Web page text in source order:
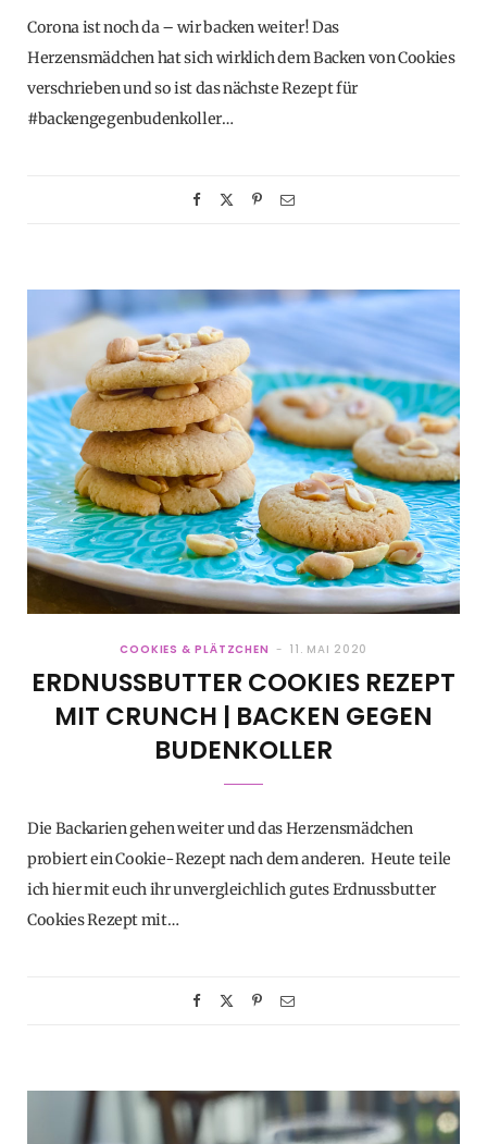
Corona ist noch da – wir backen weiter! Das
Herzensmädchen hat sich wirklich dem Backen von Cookies
verschrieben und so ist das nächste Rezept für
#backengegenbudenkoller…
COOKIES & PLÄTZCHEN 11. MAI 2020
ERDNUSSBUTTER COOKIES REZEPT
MIT CRUNCH | BACKEN GEGEN
BUDENKOLLER
Die Backarien gehen weiter und das Herzensmädchen
probiert ein Cookie-Rezept nach dem anderen. Heute teile
ich hier mit euch ihr unvergleichlich gutes Erdnussbutter
Cookies Rezept mit…